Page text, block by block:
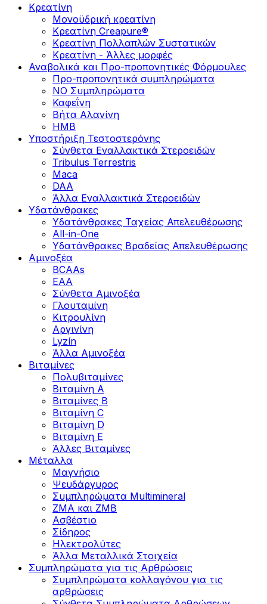
Κρεατίνη
Μονοϋδρική κρεατίνη
Κρεατίνη Creapure®
Κρεατίνη Πολλαπλών Συστατικών
Κρεατίνη - Άλλες μορφές
Αναβολικά και Προ-προπονητικές Φόρμουλες
Προ-προπονητικά συμπληρώματα
ΝΟ Συμπληρώματα
Καφεΐνη
Βήτα Αλανίνη
HMB
Υποστήριξη Τεστοστερόνης
Σύνθετα Εναλλακτικά Στεροειδών
Tribulus Terrestris
Maca
DAA
Άλλα Εναλλακτικά Στεροειδών
Υδατάνθρακες
Υδατάνθρακες Ταχείας Απελευθέρωσης
All-in-One
Υδατάνθρακες Βραδείας Απελευθέρωσης
Αμινοξέα
BCAAs
EAA
Σύνθετα Αμινοξέα
Γλουταμίνη
Κιτρουλίνη
Αργινίνη
Lyzín
Άλλα Αμινοξέα
Βιταμίνες
Πολυβιταμίνες
Βιταμίνη Α
Βιταμίνες Β
Βιταμίνη C
Βιταμίνη D
Βιταμίνη Ε
Άλλες Βιταμίνες
Μέταλλα
Μαγνήσιο
Ψευδάργυρος
Συμπληρώματα Multimineral
ZMA και ZMB
Ασβέστιο
Σίδηρος
Ηλεκτρολύτες
Άλλα Mεταλλικά Στοιχεία
Συμπληρώματα για τις Αρθρώσεις
Συμπληρώματα κολλαγόνου για τις
αρθρώσεις